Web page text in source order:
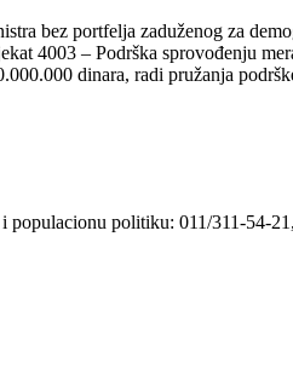
bez portfelja zaduženog za
4003 – Podrška sprovođenju
dinara, radi pružanja
populacionu politiku: 011/311-54-